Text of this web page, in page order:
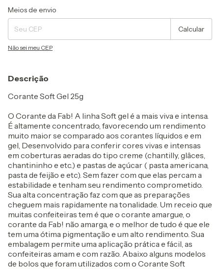
Entregas para o CEP:
Meios de envio
Calcular
Não sei meu CEP
Descrição
Corante Soft Gel 25g
O Corante da Fab! A linha Soft gel é a mais viva e intensa.
É altamente concentrado, favorecendo um rendimento
muito maior se comparado aos corantes líquidos e em
gel, Desenvolvido para conferir cores vivas e intensas
em coberturas aeradas do tipo creme (chantilly, glâces,
chantininho e etc.) e pastas de açúcar ( pasta americana,
pasta de feijão e etc). Sem fazer com que elas percam a
estabilidade e tenham seu rendimento comprometido.
Sua alta concentração faz com que as preparações
cheguem mais rapidamente na tonalidade. Um receio que
muitas confeiteiras tem é que o corante amargue, o
corante da Fab! não amarga, e o melhor de tudo é que ele
tem uma ótima pigmentação e um alto rendimento. Sua
embalagem permite uma aplicação prática e fácil, as
confeiteiras amam e com razão. Abaixo alguns modelos
de bolos que foram utilizados com o Corante Soft